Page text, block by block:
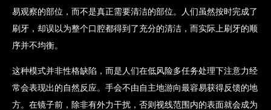
易观察的部位，而不是真正需要清洁的部位。人们虽然按时完成了
刷牙，却误以为整个口腔都得到了充分的清洁，而实际上刷牙的顺
序并不均衡。
这种模式并非性格缺陷，而是人们在低风险多任务处理下注意力经
常会表现出的自然反应。手会不由自主地游向最容易获得反馈的地
方。在镜子前，除非有外力干扰，否则视线范围内的表面就会成为